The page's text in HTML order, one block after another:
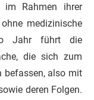
im Rahmen ihrer
medizinische
Jahr führt die
die sich zum
befassen, also mit
deren Folgen.